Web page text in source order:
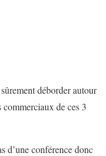
déborder autour
de ces 3
d’une conférence donc